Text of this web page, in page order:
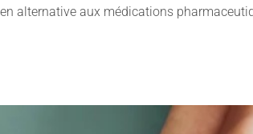
en alternative aux médications